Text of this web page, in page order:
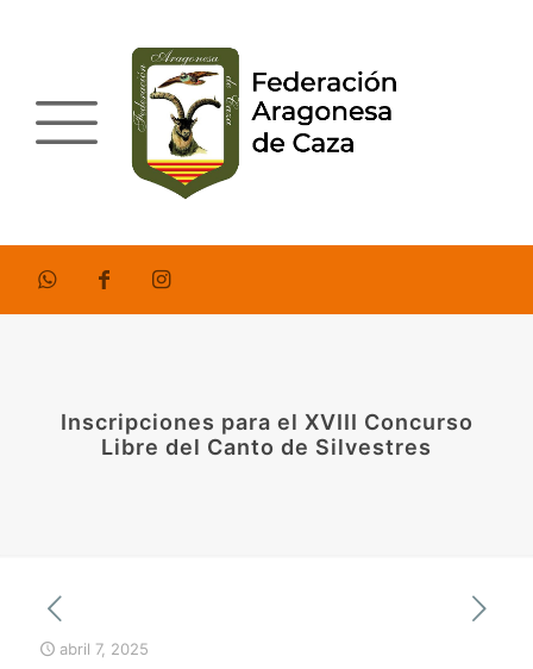
Inscripciones para el XVIII Concurso
Libre del Canto de Silvestres
abril 7, 2025